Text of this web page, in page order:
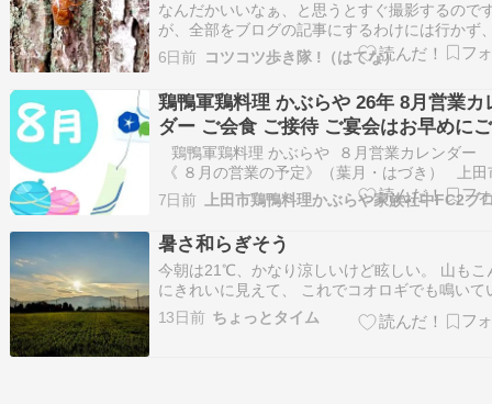
なんだかいいなぁ、と思うとすぐ撮影するので
が、全部をブログの記事にするわけには行かず
と言って削除するのも惜しく…。 そんなスナッ
真で１つコーナーを作ることにしました。 今
7月18日から始まった「恐竜迷路 ジュラシック
ズ in SAPPORO」。準備している所…
6日前 コツコツ歩き隊 !（はてな）
鶏鴨軍鶏料理 かぶらや 26年 8月営業カ
ダー ご会食 ご接待 ご宴会はお早めに
約を
鶏鴨軍鶏料理 かぶらや ８月営業カレン
《 ８月の営業の予定》（葉月・はづき） 上田
日の天気 気象庁 小学校低学年の頃は夏休みで
しい月でしたが 、 日本国として８月は悲惨な
が続き、 先祖様を迎え霊と過ごせるお盆を過ご
秋…
7日前 上田市鶏鴨料理かぶらや家族社中FC2ブ
暑さ和らぎそう
今朝は21℃、かなり涼しいけど眩しい。 山もこ
にきれいに見えて、 これでコオロギでも鳴いて
ら秋の気配ってところだけど、 まだ7月だし、
声だって本格的には聞こえていない。 でもなん
13日前 ちょっとタイム